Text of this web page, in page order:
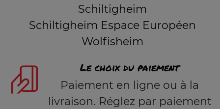
Schiltigheim
Schiltigheim Espace Européen
Wolfisheim
Le choix du paiement
Paiement en ligne ou à la
livraison. Réglez par paiement